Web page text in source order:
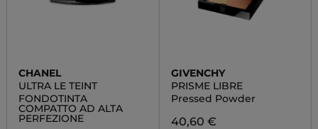
CHANEL
ULTRA LE TEINT
FONDOTINTA
COMPATTO AD ALTA
PERFEZIONE
GIVENCHY
PRISME LIBRE
Pressed Powder
40,60 €